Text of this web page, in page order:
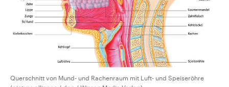
Querschnitt von Mund- und Rachenraum mit Luft- und Speiseröhre